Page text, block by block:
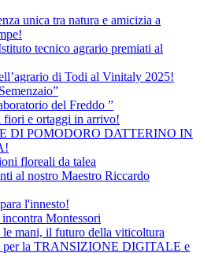
unica tra natura e amicizia a
tecnico agrario premiati al
di Todi al Vinitaly 2025!
del Freddo ”
fiori e ortaggi in arrivo!
DI POMODORO DATTERINO IN
floreali da talea
al nostro Maestro Riccardo
l'innesto!
Montessori
le mani, il futuro della viticoltura
per la TRANSIZIONE DIGITALE e